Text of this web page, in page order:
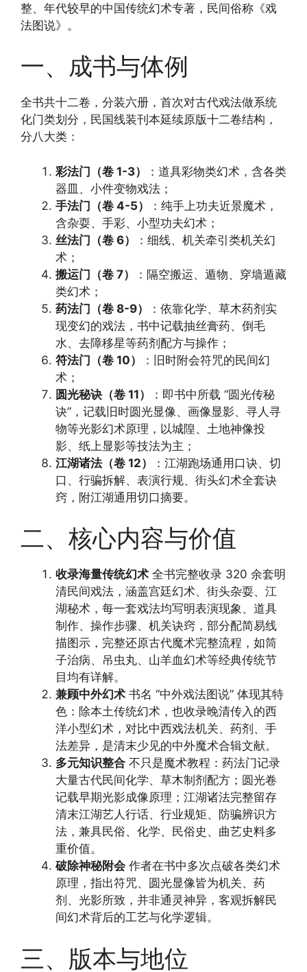
整、年代较早的中国传统幻术专著，民间俗称《戏
法图说》。
一、成书与体例
全书共十二卷，分装六册，首次对古代戏法做系统
化门类划分，民国线装刊本延续原版十二卷结构，
分八大类：
彩法门（卷 1-3）
：道具彩物类幻术，含各类
器皿、小件变物戏法；
手法门（卷 4-5）
：纯手上功夫近景魔术，
含杂耍、手彩、小型功夫幻术；
丝法门（卷 6）
：细线、机关牵引类机关幻
术；
搬运门（卷 7）
：隔空搬运、遁物、穿墙遁藏
类幻术；
药法门（卷 8-9）
：依靠化学、草木药剂实
现变幻的戏法，书中记载抽丝膏药、倒毛
水、去障移星等药剂配方与操作；
符法门（卷 10）
：旧时附会符咒的民间幻
术；
圆光秘诀（卷 11）
：即书中所载 “圆光传秘
诀”，记载旧时圆光显像、画像显影、寻人寻
物等光影幻术原理，以城隍、土地神像投
影、纸上显影等技法为主；
江湖诸法（卷 12）
：江湖跑场通用口诀、切
口、行骗拆解、表演行规、街头幻术全套诀
窍，附江湖通用切口摘要。
二、核心内容与价值
收录海量传统幻术 全书完整收录 320 余套明
清民间戏法，涵盖宫廷幻术、街头杂耍、江
湖秘术，每一套戏法均写明表演现象、道具
制作、操作步骤、机关诀窍，部分配简易线
描图示，完整还原古代魔术完整流程，如筒
子治病、吊虫丸、山羊血幻术等经典传统节
目均有详解。
兼顾中外幻术 书名 “中外戏法图说” 体现其特
色：除本土传统幻术，也收录晚清传入的西
洋小型幻术，对比中西戏法机关、药剂、手
法差异，是清末少见的中外魔术合辑文献。
多元知识整合 不只是魔术教程：药法门记录
大量古代民间化学、草木制剂配方；圆光卷
记载早期光影成像原理；江湖诸法完整留存
清末江湖艺人行话、行业规矩、防骗辨识方
法，兼具民俗、化学、民俗史、曲艺史料多
重价值。
破除神秘附会 作者在书中多次点破各类幻术
原理，指出符咒、圆光显像皆为机关、药
剂、光影所致，并非通灵神异，客观拆解民
间幻术背后的工艺与化学逻辑。
三、版本与地位